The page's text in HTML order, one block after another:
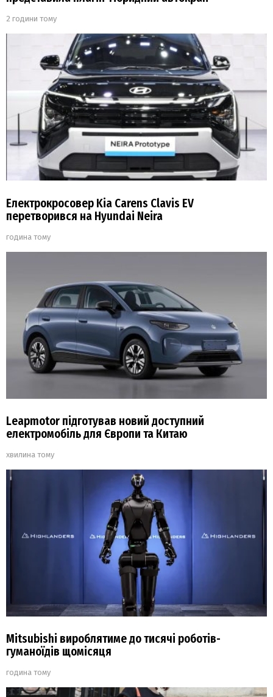
2 години тому
Електрокросовер Kia Carens Clavis EV
перетворився на Hyundai Neira
година тому
Leapmotor підготував новий доступний
електромобіль для Європи та Китаю
хвилина тому
Mitsubishi вироблятиме до тисячі роботів-
гуманоїдів щомісяця
година тому